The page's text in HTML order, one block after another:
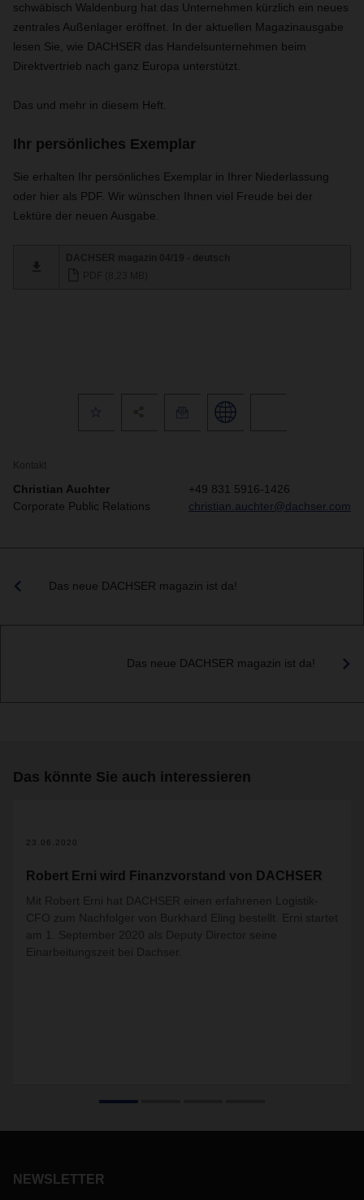
schwäbisch Waldenburg hat das Unternehmen kürzlich ein neues
zentrales Außenlager eröffnet. In der aktuellen Magazinausgabe
lesen Sie, wie DACHSER das Handelsunternehmen beim
Direktvertrieb nach ganz Europa unterstützt.
Das und mehr in diesem Heft.
Ihr persönliches Exemplar
Sie erhalten Ihr persönliches Exemplar in Ihrer Niederlassung
oder hier als PDF. Wir wünschen Ihnen viel Freude bei der
Lektüre der neuen Ausgabe.
Kontakt
Christian Auchter
Corporate Public Relations
+49 831 5916-1426
christian.auchter@dachser.com
Das neue DACHSER magazin ist da!
Das neue DACHSER magazin ist da!
Das könnte Sie auch interessieren
23.06.2020
Robert Erni wird Finanzvorstand von DACHSER
Mit Robert Erni hat DACHSER einen erfahrenen Logistik-
CFO zum Nachfolger von Burkhard Eling bestellt. Erni startet
am 1. September 2020 als Deputy Director seine
Einarbeitungszeit bei Dachser.
NEWSLETTER